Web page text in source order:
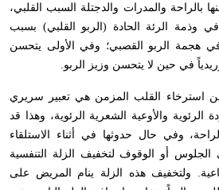
بالراحة والمدرات والدجتلة السبب القلبي،
وذمة الرئة الحادة (الربو القلبي) بسبب
هجمة الربو القصبي؛ وفي الأولى يتحسن
في حين لا يتحسن وزيز الربو.
عن استرخاء القلب المزمن هي تعبير سريري
والأوعية الشعرية الرئوية، وهذا قد
وفي حال حدوثها في أثناء الاستلقاء
أو الوقوف لتخفيف الزلة التنفسية
ولتخفيف هذه الزلة ينام المريض على